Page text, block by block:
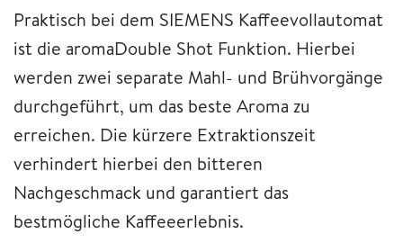
Praktisch bei dem SIEMENS Kaffeevollautomat
ist die aromaDouble Shot Funktion. Hierbei
werden zwei separate Mahl- und Brühvorgänge
durchgeführt, um das beste Aroma zu
erreichen. Die kürzere Extraktionszeit
verhindert hierbei den bitteren
Nachgeschmack und garantiert das
bestmögliche Kaffeeerlebnis.